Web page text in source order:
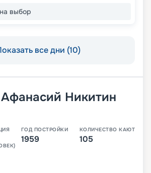
выбор
все дни (10)
Афанасий Никитин
ГОД ПОСТРОЙКИ
1959
КОЛИЧЕСТВО КАЮТ
105